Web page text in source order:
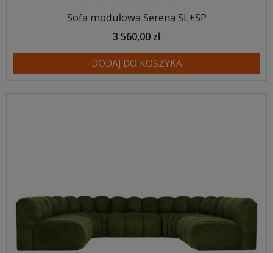
Sofa modułowa Serena SL+SP
3 560,00 zł
DODAJ DO KOSZYKA